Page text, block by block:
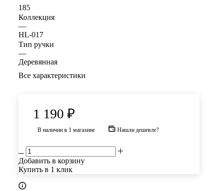
185
Коллекция
—
HL-017
Тип ручки
—
Деревянная
Все характеристики
1 190 ₽
В наличии в 1 магазине Нашли дешевле?
Добавить в корзину
Купить в 1 клик